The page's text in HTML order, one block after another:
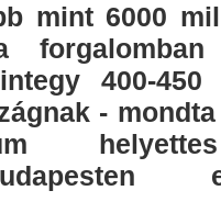
mint 6000
400-
-